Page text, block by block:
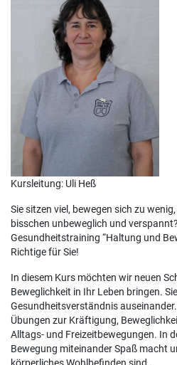
Kursleitung: Uli Heß
Sie sitzen viel, bewegen sich zu
bisschen unbeweglich und
Gesundheitstraining “Haltung und
Richtige für Sie!
In diesem Kurs möchten wir neuen
Beweglichkeit in Ihr Leben bringen.
Gesundheitsverständnis
Übungen zur Kräftigung,
Alltags- und Freizeitbewegungen. In
Bewegung miteinander Spaß macht